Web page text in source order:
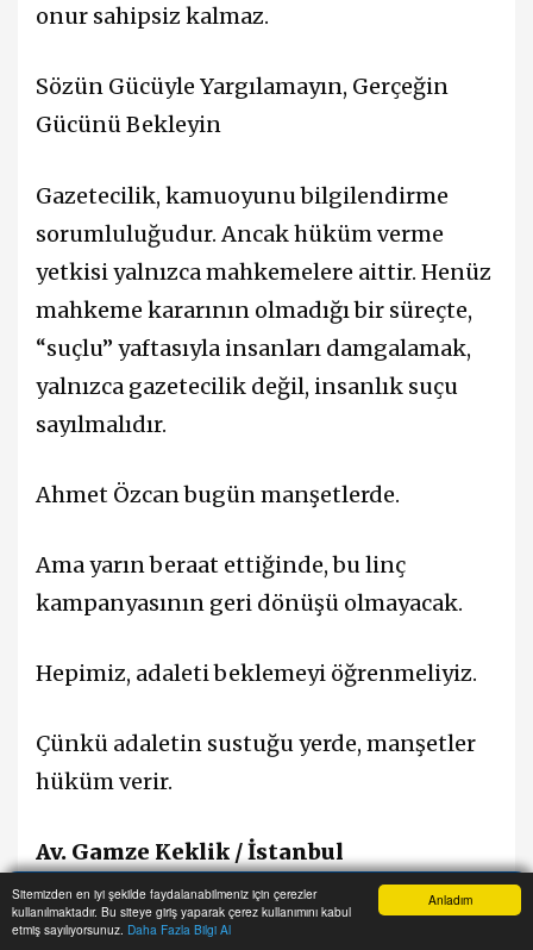
Anladım
Sitemizden en iyi şekilde faydalanabilmeniz için çerezler
kullanılmaktadır. Bu siteye giriş yaparak çerez kullanımını kabul
etmiş sayılıyorsunuz. Daha Fazla Bilgi Al
onur sahipsiz kalmaz.
Sözün Gücüyle Yargılamayın, Gerçeğin
Gücünü Bekleyin
Gazetecilik, kamuoyunu bilgilendirme
sorumluluğudur. Ancak hüküm verme
yetkisi yalnızca mahkemelere aittir. Henüz
mahkeme kararının olmadığı bir süreçte,
“suçlu” yaftasıyla insanları damgalamak,
yalnızca gazetecilik değil, insanlık suçu
sayılmalıdır.
Ahmet Özcan bugün manşetlerde.
Ama yarın beraat ettiğinde, bu linç
kampanyasının geri dönüşü olmayacak.
Hepimiz, adaleti beklemeyi öğrenmeliyiz.
Çünkü adaletin sustuğu yerde, manşetler
hüküm verir.
Av. Gamze Keklik / İstanbul
Anasayfa Haber Ara İhbar Hattı Menu